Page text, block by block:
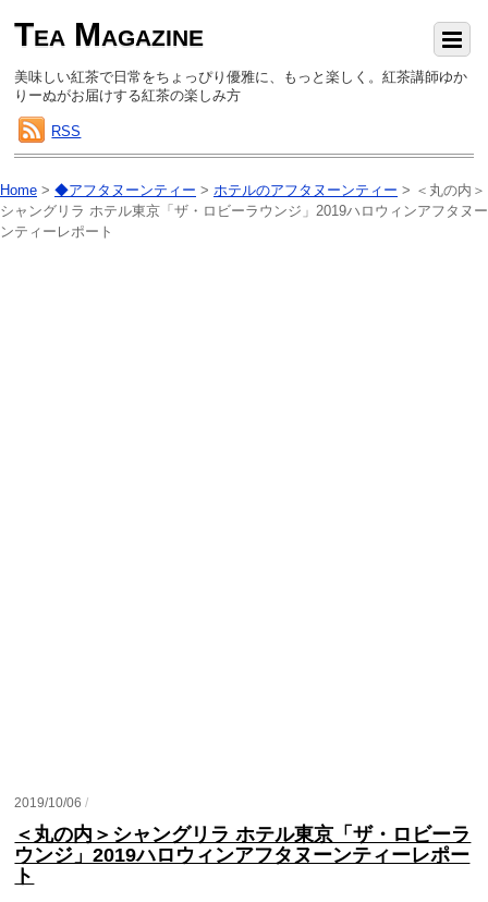
Tea Magazine
美味しい紅茶で日常をちょっぴり優雅に、もっと楽しく。紅茶講師ゆか
りーぬがお届けする紅茶の楽しみ方
RSS
Home > ◆アフタヌーンティー > ホテルのアフタヌーンティー > ＜丸の内＞
シャングリラ ホテル東京「ザ・ロビーラウンジ」2019ハロウィンアフタヌー
ンティーレポート
2019/10/06/
＜丸の内＞シャングリラ ホテル東京「ザ・ロビーラ
ウンジ」2019ハロウィンアフタヌーンティーレポー
ト